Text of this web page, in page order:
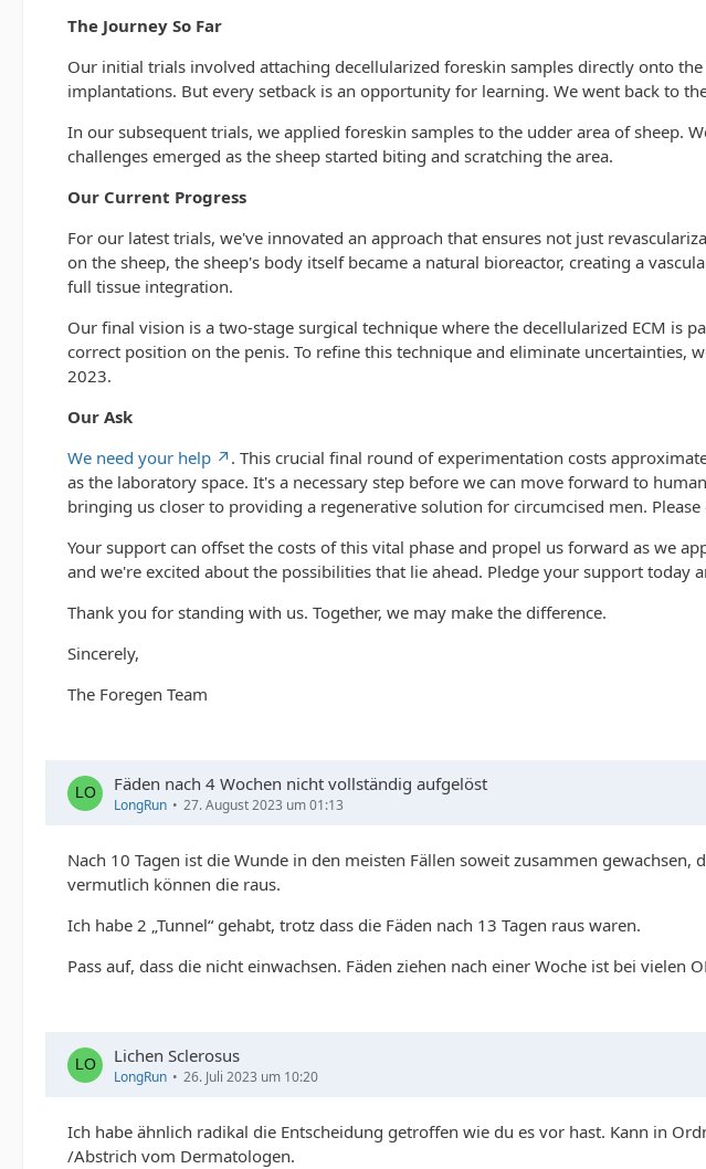
The Journey So Far
Our initial trials involved attaching decellularized foreskin samples directly onto
implantations. But every setback is an opportunity for learning. We went back to
In our subsequent trials, we applied foreskin samples to the udder area of sheep.
challenges emerged as the sheep started biting and scratching the area.
Our Current Progress
For our latest trials, we've innovated an approach that ensures not just
on the sheep, the sheep's body itself became a natural bioreactor, creating a
full tissue integration.
Our final vision is a two-stage surgical technique where the decellularized ECM
correct position on the penis. To refine this technique and eliminate
2023.
Our Ask
We need your help
. This crucial final round of experimentation costs
as the laboratory space. It's a necessary step before we can move forward to
bringing us closer to providing a regenerative solution for circumcised men.
Your support can offset the costs of this vital phase and propel us forward as we
and we're excited about the possibilities that lie ahead. Pledge your support
Thank you for standing with us. Together, we may make the difference.
Sincerely,
The Foregen Team
Fäden nach 4 Wochen nicht vollständig aufgelöst
LongRun 27. August 2023 um 01:13
Nach 10 Tagen ist die Wunde in den meisten Fällen soweit zusammen
vermutlich können die raus.
Ich habe 2 „Tunnel“ gehabt, trotz dass die Fäden nach 13 Tagen raus waren.
Pass auf, dass die nicht einwachsen. Fäden ziehen nach einer Woche ist bei vielen
Lichen Sclerosus
LongRun 26. Juli 2023 um 10:20
Ich habe ähnlich radikal die Entscheidung getroffen wie du es vor hast. Kann in
/Abstrich vom Dermatologen.